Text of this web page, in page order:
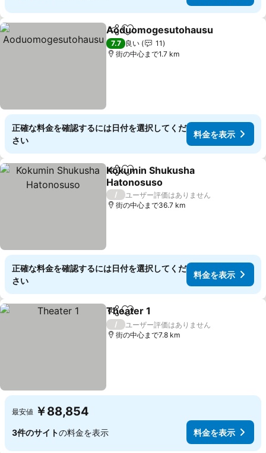
シェアお気に入りに追加
Aoduomogesutohausu
7.7 良い
11
街の中心まで1.7 km
正確な料金を確認するには日付を選択してくだ
さい
料金を表示
シェアお気に入りに追加
Kokumin Shukusha
Hatonosuso
料金を表示
/
ユーザー評価はありません
街の中心まで36.7 km
正確な料金を確認するには日付を選択してくだ
さい
料金を表示
シェアお気に入りに追加
Theater 1
/
ユーザー評価はありません
街の中心まで7.8 km
最安値 ￥88,854
3件のサイトの料金を表示 料金を表示